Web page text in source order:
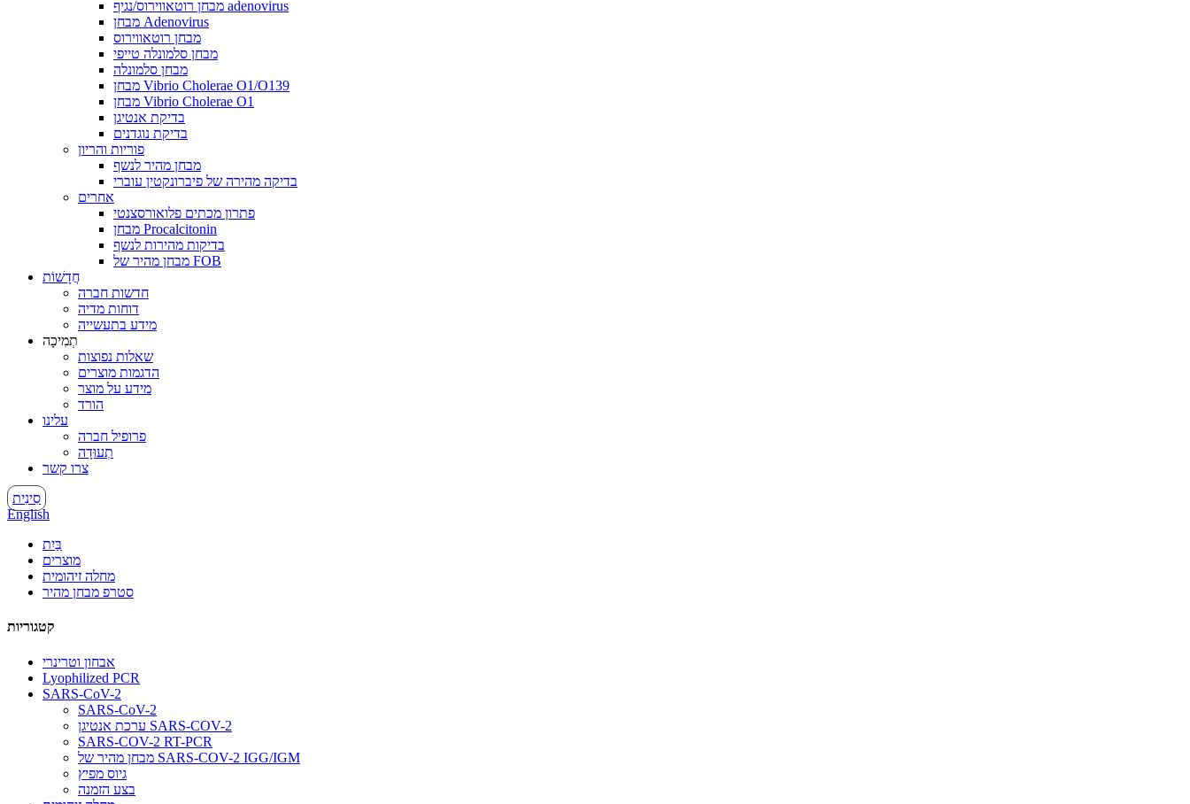
מבחן רוטאווירוס/נגיף adenovirus
מבחן Adenovirus
מבחן רוטאווירוס
מבחן סלמונלה טייפי
מבחן סלמונלה
מבחן Vibrio Cholerae O1/O139
מבחן Vibrio Cholerae O1
בדיקת אנטיגן
בדיקת נוגדנים
פוריות והריון
מבחן מהיר לנשף
בדיקה מהירה של פיברונקטין עוברי
אחרים
פתרון מכתים פלואורסצנטי
מבחן Procalcitonin
בדיקות מהירות לנשף
מבחן מהיר של FOB
חֲדָשׁוֹת
חדשות חברה
דוחות מדיה
מידע בתעשייה
תְמִיכָה
שאלות נפוצות
הדגמות מוצרים
מידע על מוצר
הורד
עלינו
פרופיל חברה
תְעוּדָה
צרו קשר
סִינִית
English
בַּיִת
מוצרים
מחלה זיהומית
סטרפ מבחן מהיר
קטגוריות
אבחון וטרינרי
Lyophilized PCR
SARS-CoV-2
SARS-CoV-2
ערכת אנטיגן SARS-COV-2
SARS-COV-2 RT-PCR
מבחן מהיר של SARS-COV-2 IGG/IGM
גיוס מפיץ
בצע הזמנה